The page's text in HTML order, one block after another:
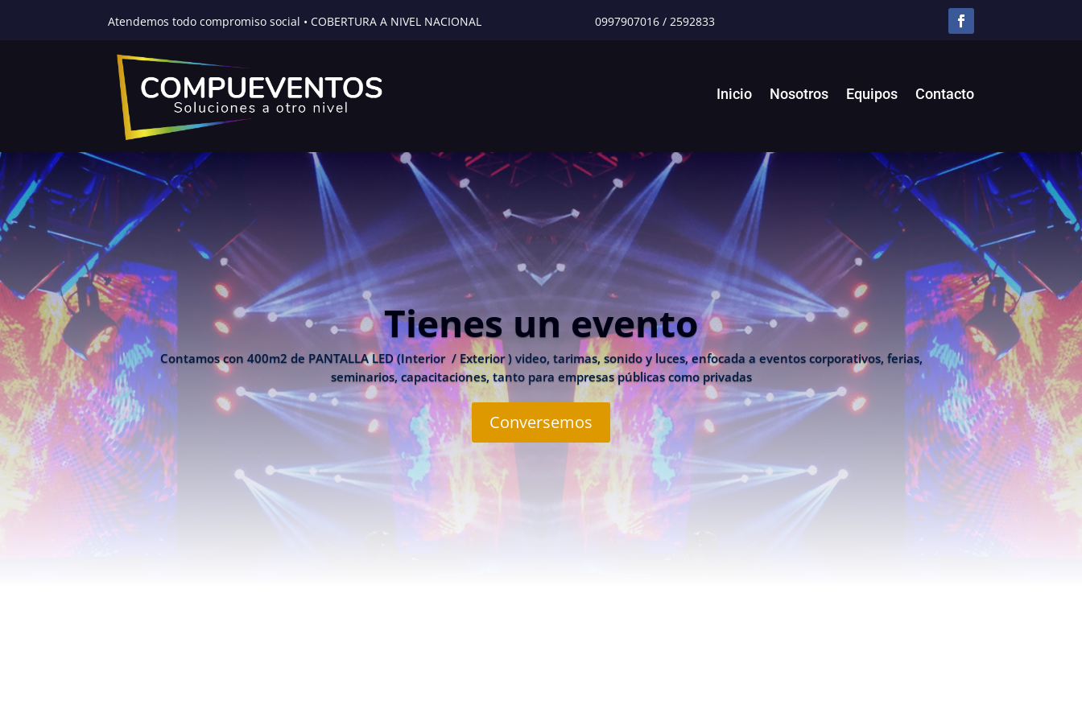
Atendemos todo compromiso social • COBERTURA A NIVEL NACIONAL 0997907016 /2592833
Inicio Nosotros Equipos Contacto
Tienes un evento
Contamos con 400m2 de PANTALLA LED (Interior / Exterior ) video, tarimas, sonido y luces, enfocada a eventos corporativos, ferias,
seminarios, capacitaciones, tanto para empresas públicas como privadas
Conversemos